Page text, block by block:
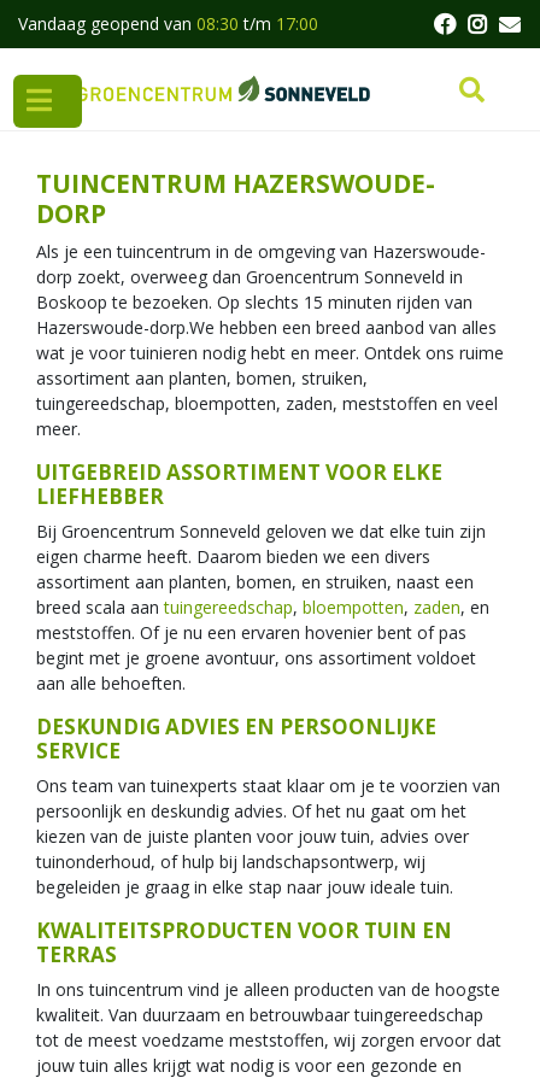
Vandaag geopend van 08:30 t/m 17:00
TUINCENTRUM HAZERSWOUDE-
DORP
Als je een tuincentrum in de omgeving van Hazerswoude-
dorp zoekt, overweeg dan Groencentrum Sonneveld in
Boskoop te bezoeken. Op slechts 15 minuten rijden van
Hazerswoude-dorp.We hebben een breed aanbod van alles
wat je voor tuinieren nodig hebt en meer. Ontdek ons ruime
assortiment aan planten, bomen, struiken,
tuingereedschap, bloempotten, zaden, meststoffen en veel
meer.
UITGEBREID ASSORTIMENT VOOR ELKE
LIEFHEBBER
Bij Groencentrum Sonneveld geloven we dat elke tuin zijn
eigen charme heeft. Daarom bieden we een divers
assortiment aan planten, bomen, en struiken, naast een
breed scala aantuingereedschap, bloempotten, zaden, en
meststoffen. Of je nu een ervaren hovenier bent of pas
begint met je groene avontuur, ons assortiment voldoet
aan alle behoeften.
DESKUNDIG ADVIES EN PERSOONLIJKE
SERVICE
Ons team van tuinexperts staat klaar om je te voorzien van
persoonlijk en deskundig advies. Of het nu gaat om het
kiezen van de juiste planten voor jouw tuin, advies over
tuinonderhoud, of hulp bij landschapsontwerp, wij
begeleiden je graag in elke stap naar jouw ideale tuin.
KWALITEITSPRODUCTEN VOOR TUIN EN
TERRAS
In ons tuincentrum vind je alleen producten van de hoogste
kwaliteit. Van duurzaam en betrouwbaar tuingereedschap
tot de meest voedzame meststoffen, wij zorgen ervoor dat
jouw tuin alles krijgt wat nodig is voor een gezonde en